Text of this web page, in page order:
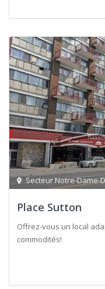
Secteur Notre-Dame-
Place Sutton
Offrez-vous un local
commodités!